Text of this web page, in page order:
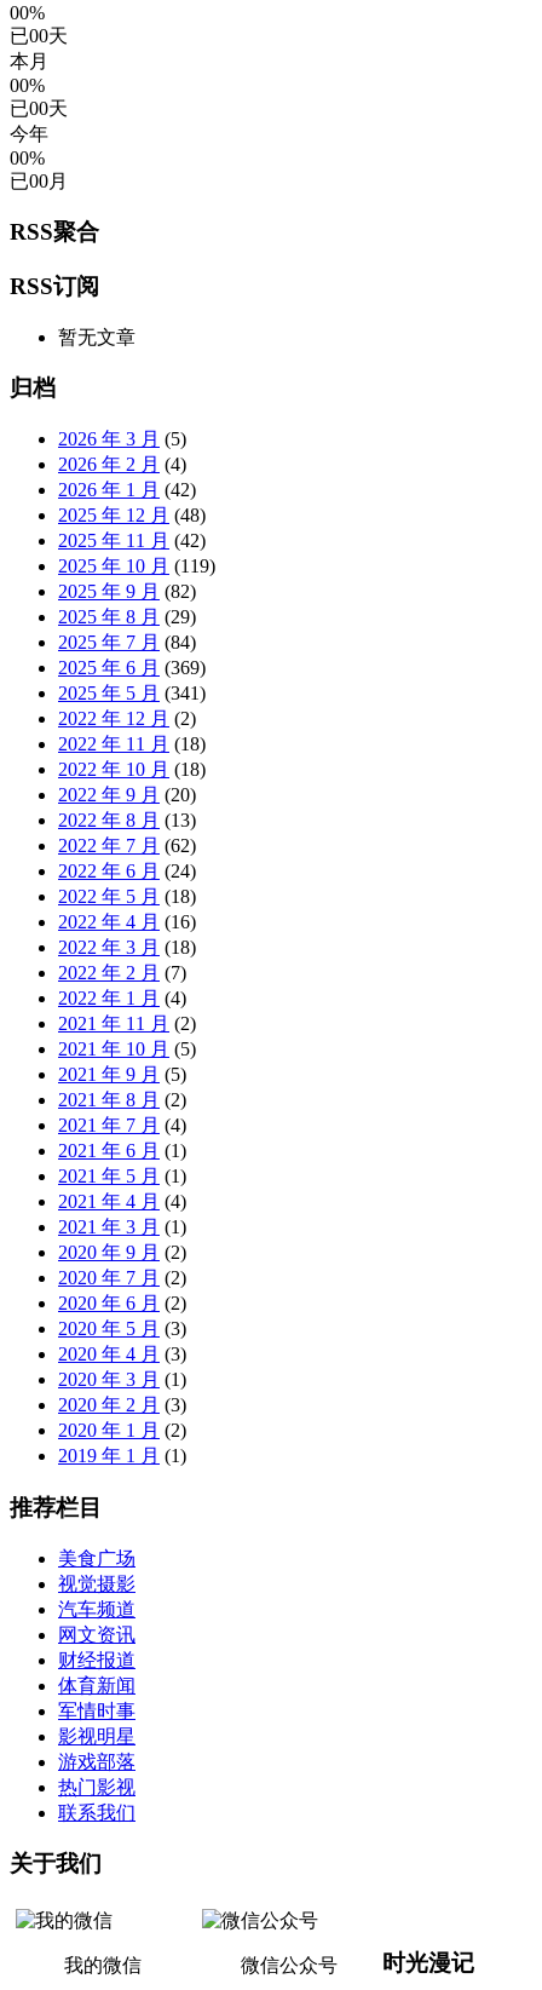
00%
已00天
本月
00%
已00天
今年
00%
已00月
RSS聚合
RSS订阅
暂无文章
归档
2026 年 3 月 (5)
2026 年 2 月 (4)
2026 年 1 月 (42)
2025 年 12 月 (48)
2025 年 11 月 (42)
2025 年 10 月 (119)
2025 年 9 月 (82)
2025 年 8 月 (29)
2025 年 7 月 (84)
2025 年 6 月 (369)
2025 年 5 月 (341)
2022 年 12 月 (2)
2022 年 11 月 (18)
2022 年 10 月 (18)
2022 年 9 月 (20)
2022 年 8 月 (13)
2022 年 7 月 (62)
2022 年 6 月 (24)
2022 年 5 月 (18)
2022 年 4 月 (16)
2022 年 3 月 (18)
2022 年 2 月 (7)
2022 年 1 月 (4)
2021 年 11 月 (2)
2021 年 10 月 (5)
2021 年 9 月 (5)
2021 年 8 月 (2)
2021 年 7 月 (4)
2021 年 6 月 (1)
2021 年 5 月 (1)
2021 年 4 月 (4)
2021 年 3 月 (1)
2020 年 9 月 (2)
2020 年 7 月 (2)
2020 年 6 月 (2)
2020 年 5 月 (3)
2020 年 4 月 (3)
2020 年 3 月 (1)
2020 年 2 月 (3)
2020 年 1 月 (2)
2019 年 1 月 (1)
推荐栏目
美食广场
视觉摄影
汽车频道
网文资讯
财经报道
体育新闻
军情时事
影视明星
游戏部落
热门影视
联系我们
关于我们
我的微信 微信公众号 时光漫记